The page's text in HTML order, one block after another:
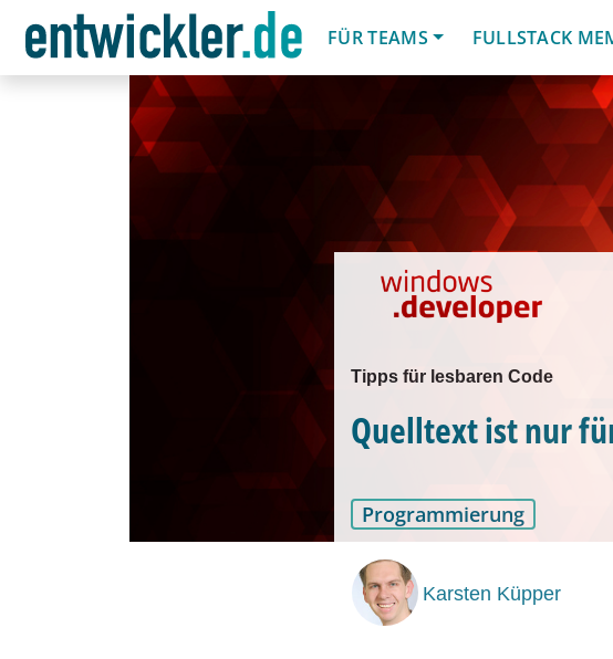
FÜR TEAMS
FULLSTACK
Tipps für lesbaren Code
Quelltext ist nur
Programmierung
Karsten Küpper